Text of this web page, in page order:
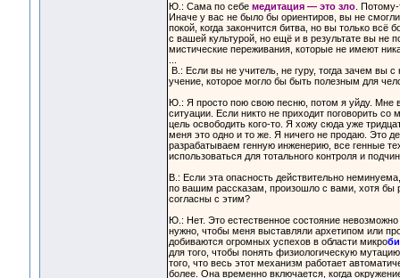
Ю.: Сама по себе медитация — это зло. Потому-
Иначе у вас не было бы ориентиров, вы не
покой, когда закончится битва, но вы только
с вашей культурой, но ещё и в результате вы не
мистические переживания, которые не имеют
В.: Если вы не учитель, не гуру, тогда зачем вы
учение, которое могло бы быть полезным для
Ю.: Я просто пою свою песню, потом я уйду. Мне
ситуации. Если никто не приходит поговорить
цель освободить кого-то. Я хожу сюда уже
меня это одно и то же. Я ничего не продаю. Это
разрабатываем генную инженерию, все генные
использоваться для тотального контроля и
В.: Если эта опасность действительно
по вашим рассказам, произошло с вами, хотя бы
согласны с этим?
Ю.: Нет. Это естественное состояние
нужно, чтобы меня выставляли архетипом или
добиваются огромных успехов в области микро
для того, чтобы понять физиологическую
того, что весь этот механизм работает
более. Она временно включается, когда